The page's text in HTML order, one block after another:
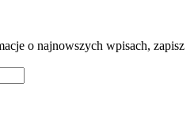
o najnowszych wpisach, zapisz